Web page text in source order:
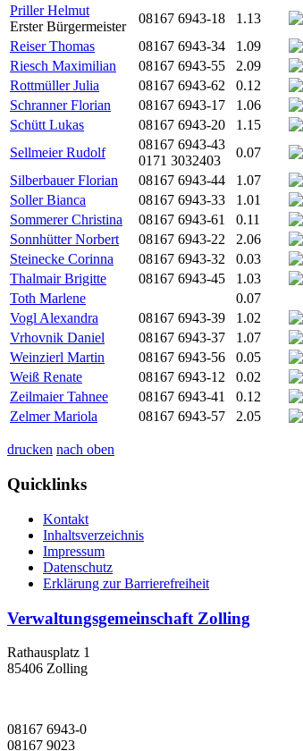
Priller Helmut
Erster Bürgermeister
08167 6943-18 1.13
Reiser Thomas
08167 6943-34 1.09
Riesch Maximilian
08167 6943-55 2.09
Rottmüller Julia
08167 6943-62 0.12
Schranner Florian
08167 6943-17 1.06
Schütt Lukas
08167 6943-20 1.15
Sellmeier Rudolf
08167 6943-43
0171 3032403
0.07
Silberbauer Florian
08167 6943-44 1.07
Soller Bianca
08167 6943-33 1.01
Sommerer Christina
08167 6943-61 0.11
Sonnhütter Norbert
08167 6943-22 2.06
Steinecke Corinna
08167 6943-32 0.03
Thalmair Brigitte
08167 6943-45 1.03
Toth Marlene
0.07
Vogl Alexandra
08167 6943-39 1.02
Vrhovnik Daniel
08167 6943-37 1.07
Weinzierl Martin
08167 6943-56 0.05
Weiß Renate
08167 6943-12 0.02
Zeilmaier Tahnee
08167 6943-41 0.12
Zelmer Mariola
08167 6943-57 2.05
drucken nach oben
Quicklinks
Kontakt
Inhaltsverzeichnis
Impressum
Datenschutz
Erklärung zur Barrierefreiheit
Verwaltungsgemeinschaft Zolling
Rathausplatz 1
85406 Zolling
08167 6943-0
08167 9023